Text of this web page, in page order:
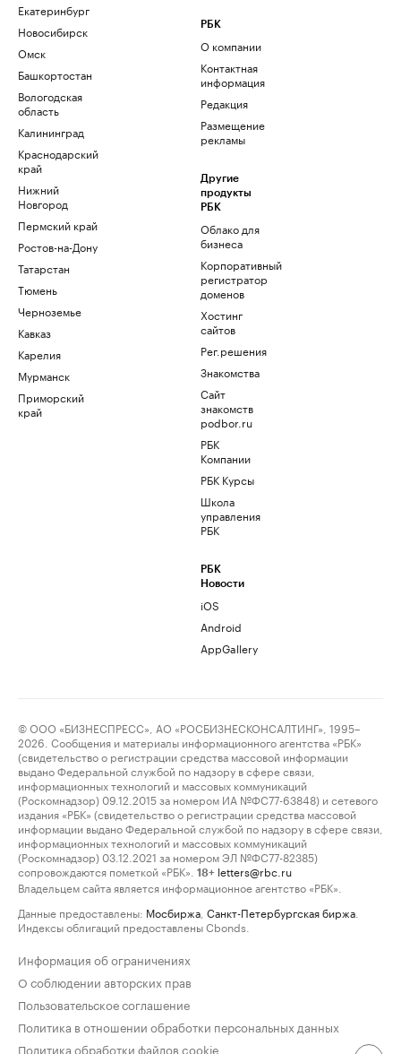
Екатеринбург
Новосибирск
Омск
Башкортостан
Вологодская
область
Калининград
Краснодарский
край
Нижний
Новгород
Пермский край
Ростов-на-Дону
Татарстан
Тюмень
Черноземье
Кавказ
Карелия
Мурманск
Приморский
край
РБК
О компании
Контактная
информация
Редакция
Размещение
рекламы
Другие
продукты
РБК
Облако для
бизнеса
Корпоративный
регистратор
доменов
Хостинг
сайтов
Рег.решения
Знакомства
Сайт
знакомств
podbor.ru
РБК
Компании
РБК Курсы
Школа
управления
РБК
РБК
Новости
iOS
Android
AppGallery
© ООО «БИЗНЕСПРЕСС», АО «РОСБИЗНЕСКОНСАЛТИНГ», 1995–
2026. Сообщения и материалы информационного агентства «РБК»
(свидетельство о регистрации средства массовой информации
выдано Федеральной службой по надзору в сфере связи,
информационных технологий и массовых коммуникаций
(Роскомнадзор) 09.12.2015 за номером ИА №ФС77-63848) и сетевого
издания «РБК» (свидетельство о регистрации средства массовой
информации выдано Федеральной службой по надзору в сфере связи,
информационных технологий и массовых коммуникаций
(Роскомнадзор) 03.12.2021 за номером ЭЛ №ФС77-82385)
сопровождаются пометкой «РБК».
18+ letters@rbc.ru
Владельцем сайта является информационное агентство «РБК».
Данные предоставлены: Мосбиржа Санкт-Петербургская биржа
Индексы облигаций предоставлены Cbonds.
Информация об ограничениях
О соблюдении авторских прав
Пользовательское соглашение
Политика в отношении обработки персональных данных
Политика обработки файлов cookie